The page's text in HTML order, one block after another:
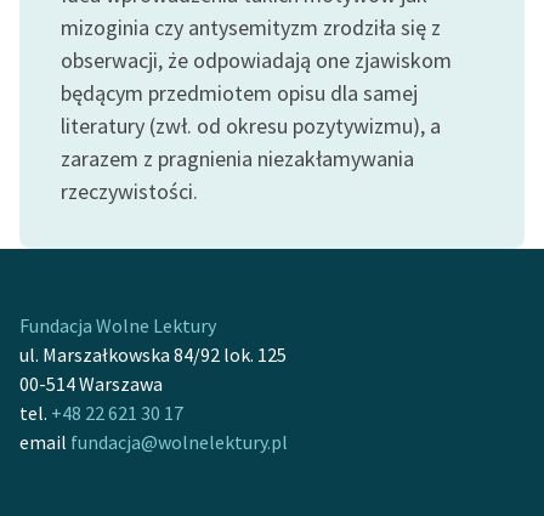
Logotypy
Materiały promocyjne
Polityka prywatności
Regulamin biblioteki
Dane fundacji i
Regulamin darowizn
Informacja o treściach
wrażliwych
Deklaracja dostępności
mizoginia czy antysemityzm zrodziła się z
obserwacji, że odpowiadają one zjawiskom
będącym przedmiotem opisu dla samej
literatury (zwł. od okresu pozytywizmu), a
zarazem z pragnienia niezakłamywania
rzeczywistości.
Fundacja Wolne Lektury
ul. Marszałkowska 84/92 lok. 125
00-514 Warszawa
tel. +48 22 621 30 17
email fundacja@wolnelektury.pl